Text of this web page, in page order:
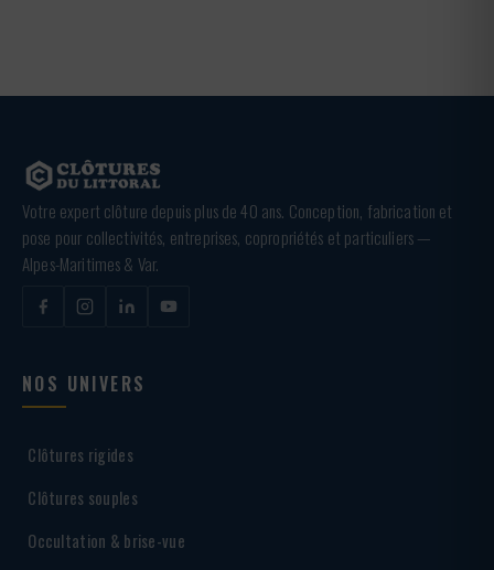
Votre expert clôture depuis plus de 40 ans. Conception, fabrication et
pose pour collectivités, entreprises, copropriétés et particuliers —
Alpes-Maritimes & Var.
NOS UNIVERS
Clôtures rigides
Clôtures souples
Occultation & brise-vue